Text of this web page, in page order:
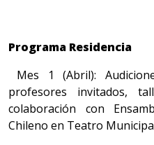
Programa Residencia
Mes 1 (Abril):
profesores invitados,
colaboración con
Chileno en Teatro